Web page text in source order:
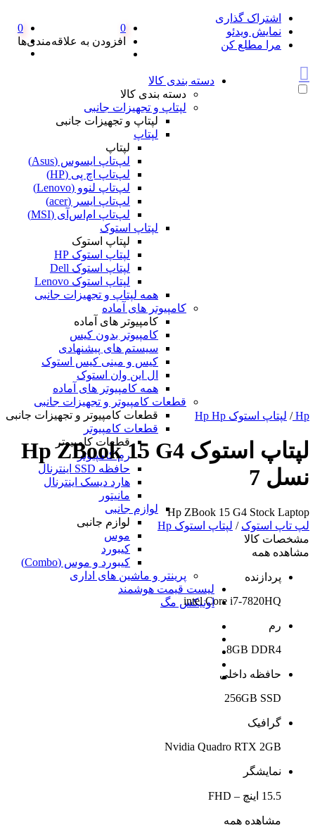
اشتراک گذاری
نمایش ویدئو
مرا مطلع کن
0
افزودن به علاقه‌مندی‌ها
0
دسته بندی کالا
دسته بندی کالا
لپتاپ و تجهیزات جانبی
لپتاپ و تجهیزات جانبی
لپتاپ
لپتاپ
لپ‌تاپ ایسوس (Asus)
لپ‌تاپ اچ پی (HP)
لپ‌تاپ لنوو (Lenovo)
لپ‌تاپ ایسر (acer)
لپ‌تاپ ام‌اس‌آی (MSI)
لپتاپ استوک
لپتاپ استوک
لپتاپ استوک HP
لپتاپ استوک Dell
لپتاپ استوک Lenovo
همه لپتاپ و تجهیزات جانبی
کامپیوتر های آماده
کامپیوتر های آماده
کامپیوتر بدون کیس
سیستم های پیشنهادی
کیس و مینی کیس استوک
ال این وان استوک
همه کامپیوتر های آماده
قطعات کامپیوتر و تجهیزات جانبی
قطعات کامپیوتر و تجهیزات جانبی
قطعات کامپیوتر
قطعات کامپیوتر
رم کامپیوتر
حافظه SSD اینترنال
هارد دیسک اینترنال
مانیتور
لوازم جانبی
لوازم جانبی
موس
کیبورد
کیبورد و موس (Combo)
پرینتر و ماشین های اداری
لیست قیمت هوشمند
اونیکس مگ
Hp
/ لپتاپ استوک Hp Hp
لپتاپ استوک Hp ZBook 15 G4
نسل 7
Hp ZBook 15 G4 Stock Laptop
لپ تاپ استوک / لپتاپ استوک Hp
مشخصات کالا
مشاهده همه
پردازنده
intel Core i7-7820HQ
رم
8GB DDR4
حافظه داخلی
256GB SSD
گرافیک
Nvidia Quadro RTX 2GB
نمایشگر
15.5 اینچ – FHD
مشاهده همه